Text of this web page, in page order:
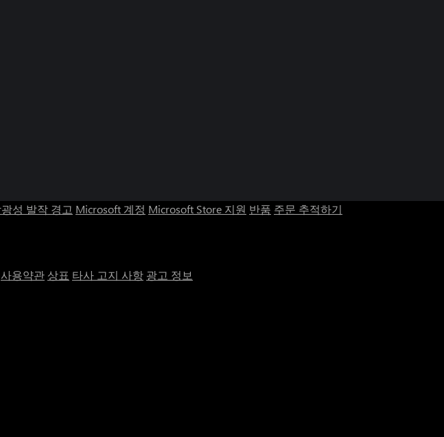
성 발작 경고 Microsoft 계정 Microsoft Store 지원 반품 주문 추적하기
사용약관 상표 타사 고지 사항 광고 정보